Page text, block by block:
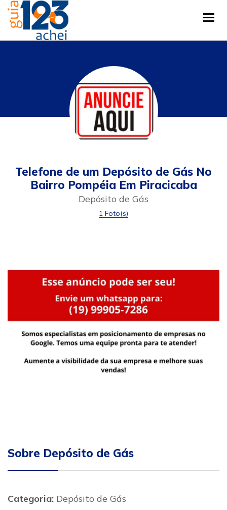
Telefone de um Depósito de Gás No
Bairro Pompéia Em Piracicaba
Depósito de Gás
1 Foto(s)
Sobre Depósito de Gás
Categoria: Depósito de Gás